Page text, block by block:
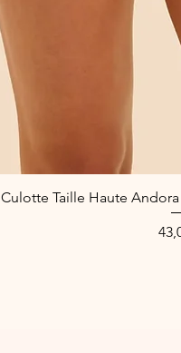
Culotte Taille Haute
Prix